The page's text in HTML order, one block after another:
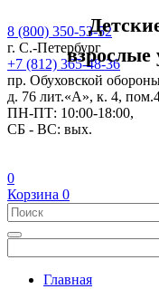
8 (800) 350-53-52
г. С.-Петербург
+7 (812) 365-48-36
пр. Обуховской
д. 76 лит.«А», к. 4,
ПН-ПТ: 10:00-18:00,
СБ - ВС: вых.
взрослые
0
Корзина 0
Главная